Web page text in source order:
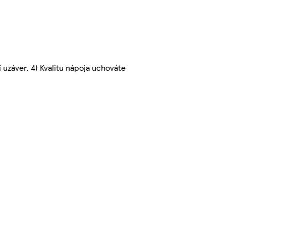
4) Kvalitu nápoja uchováte